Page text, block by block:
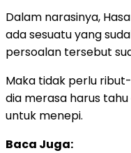
Dalam narasinya,
ada sesuatu yang
persoalan tersebut
Maka tidak perlu
dia merasa harus
untuk menepi.
Baca Juga: